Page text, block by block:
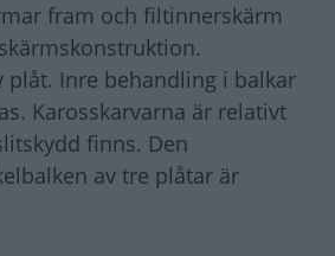
fram och filtinnerskärm
plåt. Inre behandling i balkar
Karosskarvarna är relativt
finns. Den
av tre plåtar är